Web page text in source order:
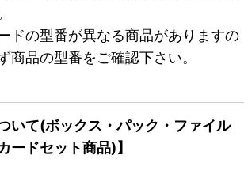
ドの型番が異なる商品がありますの
商品の型番をご確認下さい。
いて(ボックス・パック・ファイル
ードセット商品)】